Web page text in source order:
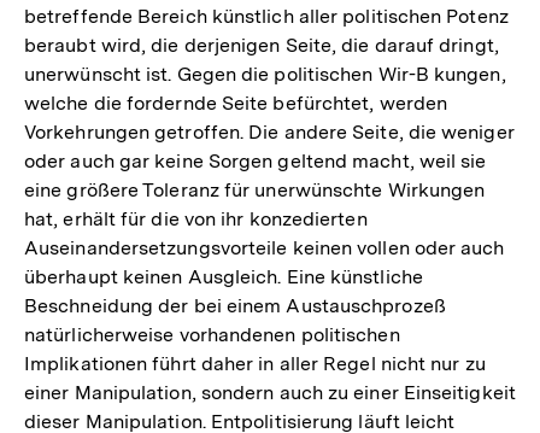
betreffende Bereich künstlich aller politischen Potenz
beraubt wird, die derjenigen Seite, die darauf dringt,
unerwünscht ist. Gegen die politischen Wir-B kungen,
welche die fordernde Seite befürchtet, werden
Vorkehrungen getroffen. Die andere Seite, die weniger
oder auch gar keine Sorgen geltend macht, weil sie
eine größere Toleranz für unerwünschte Wirkungen
hat, erhält für die von ihr konzedierten
Auseinandersetzungsvorteile keinen vollen oder auch
überhaupt keinen Ausgleich. Eine künstliche
Beschneidung der bei einem Austauschprozeß
natürlicherweise vorhandenen politischen
Implikationen führt daher in aller Regel nicht nur zu
einer Manipulation, sondern auch zu einer Einseitigkeit
dieser Manipulation. Entpolitisierung läuft leicht